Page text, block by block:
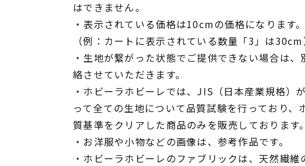
はできません。
・表示されている価格は10cmの価格になります。
（例：カートに表示されている数量「3」は30cm
・生地が繋がった状態でご提供できない場合は、
絡させていただきます。
・ホビーラホビーレでは、JIS（日本産業規格）
って全ての生地について品質試験を行っており、
質基準をクリアした商品のみを販売しております。
・お洋服や小物などの画像は、参考作品です。
・ホビーラホビーレのファブリックは、天然繊維